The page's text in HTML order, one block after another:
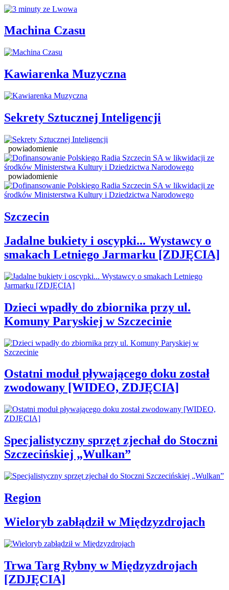
Machina Czasu
Kawiarenka Muzyczna
Sekrety Sztucznej Inteligencji
powiadomienie
powiadomienie
Szczecin
Jadalne bukiety i oscypki... Wystawcy o
smakach Letniego Jarmarku [ZDJĘCIA]
Dzieci wpadły do zbiornika przy ul.
Komuny Paryskiej w Szczecinie
Ostatni moduł pływającego doku został
zwodowany [WIDEO, ZDJĘCIA]
Specjalistyczny sprzęt zjechał do Stoczni
Szczecińskiej „Wulkan”
Region
Wieloryb zabłądził w Międzyzdrojach
Trwa Targ Rybny w Międzyzdrojach
[ZDJĘCIA]